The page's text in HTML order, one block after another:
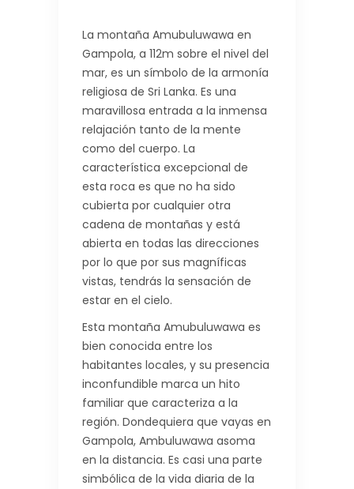
La montaña Amubuluwawa en
Gampola, a 112m sobre el nivel del
mar, es un símbolo de la armonía
religiosa de Sri Lanka. Es una
maravillosa entrada a la inmensa
relajación tanto de la mente
como del cuerpo. La
característica excepcional de
esta roca es que no ha sido
cubierta por cualquier otra
cadena de montañas y está
abierta en todas las direcciones
por lo que por sus magníficas
vistas, tendrás la sensación de
estar en el cielo.
Esta montaña Amubuluwawa es
bien conocida entre los
habitantes locales, y su presencia
inconfundible marca un hito
familiar que caracteriza a la
región. Dondequiera que vayas en
Gampola, Ambuluwawa asoma
en la distancia. Es casi una parte
simbólica de la vida diaria de la